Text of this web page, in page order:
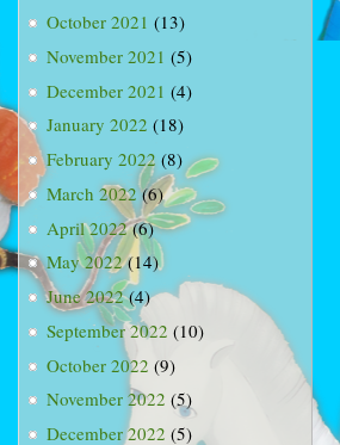
October 2021 (13)
November 2021 (5)
December 2021 (4)
January 2022 (18)
February 2022 (8)
March 2022(6)
April 2022(6)
May 2022(14)
June 2022(4)
September 2022 (10)
October 2022 (9)
November 2022 (5)
December 2022 (5)